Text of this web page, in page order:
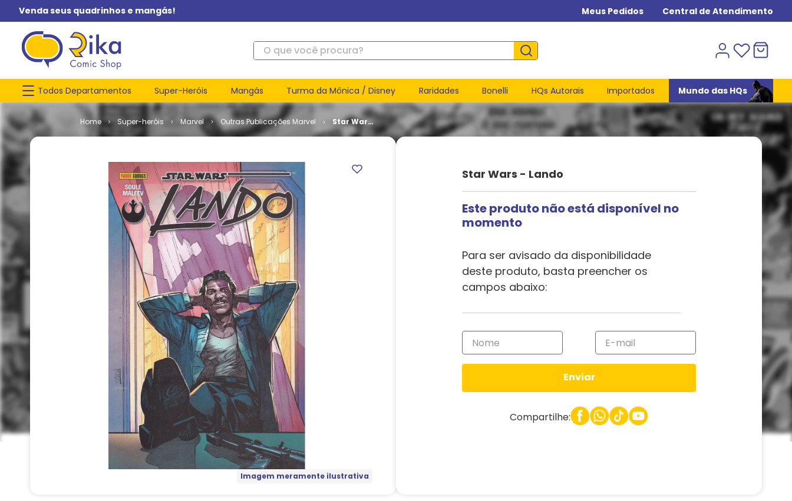
Venda seus quadrinhos e mangás! Meus Pedidos Central de Atendimento
O que você procura?
Todos Departamentos Super-Heróis Mangás Turma da Mônica / Disney Raridades Bonelli HQs Autorais Importados Mundo das HQs
Super-heróis Marvel Outras Publicações Marvel
Star Wars
- Lando
Imagem meramente ilustrativa
Star Wars - Lando
Este produto não está disponível no
momento
Para ser avisado da disponibilidade
deste produto, basta preencher os
campos abaixo:
Enviar
Compartilhe: